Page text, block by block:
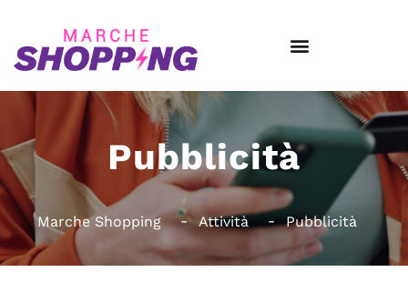
Pubblicità
Marche Shopping Attività Pubblicità